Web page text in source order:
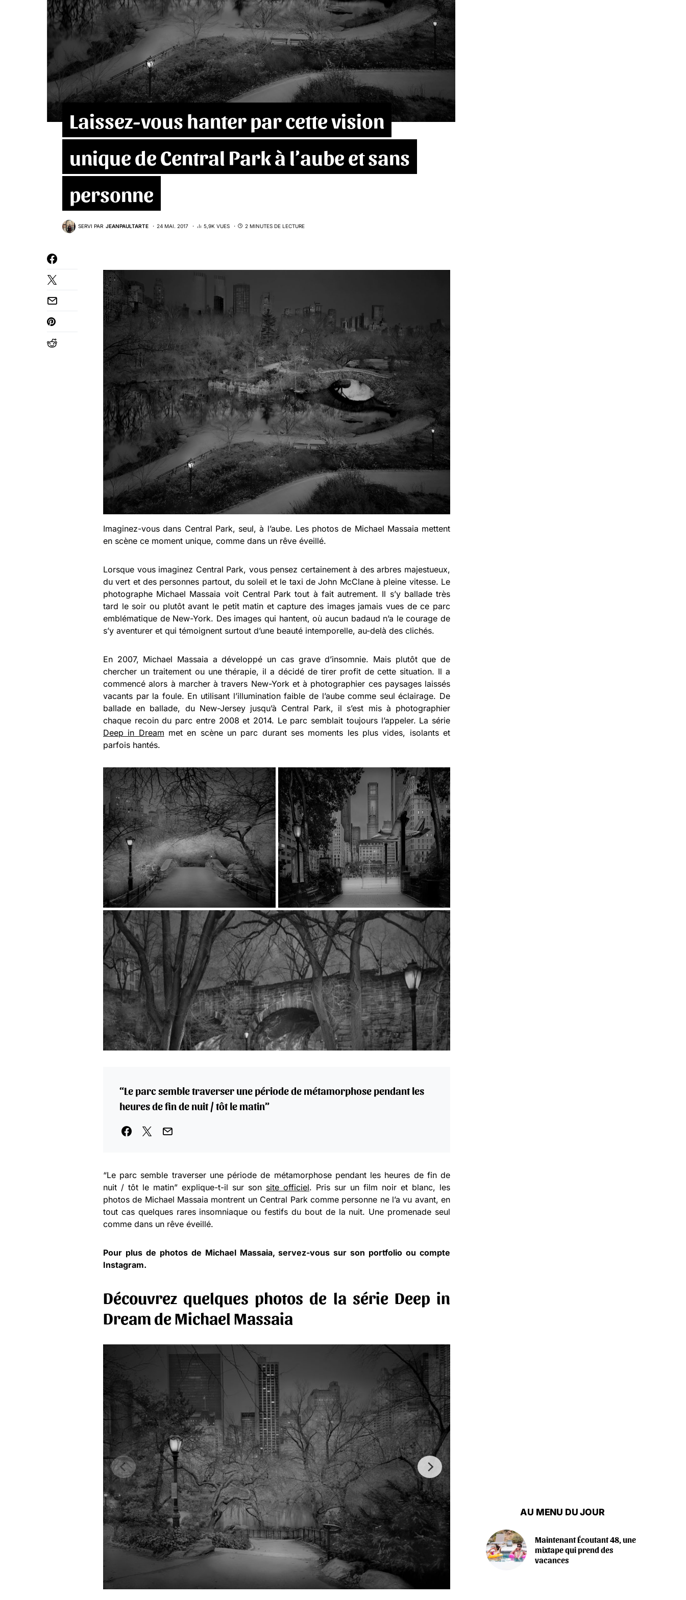
Laissez-vous hanter par cette vision
unique de Central Park à l’aube et sans
personne
SERVI PAR JEANPAULTARTE 24 MAI. 2017 5,9K VUES 2 MINUTES DE LECTURE
Imaginez-vous dans Central Park, seul, à l’aube. Les photos de Michael Massaia mettent
en scène ce moment unique, comme dans un rêve éveillé.
Lorsque vous imaginez Central Park, vous pensez certainement à des arbres majestueux,
du vert et des personnes partout, du soleil et le taxi de John McClane à pleine vitesse. Le
photographe Michael Massaia voit Central Park tout à fait autrement. Il s’y ballade très
tard le soir ou plutôt avant le petit matin et capture des images jamais vues de ce parc
emblématique de New-York. Des images qui hantent, où aucun badaud n’a le courage de
s’y aventurer et qui témoignent surtout d’une beauté intemporelle, au-delà des clichés.
En 2007, Michael Massaia a développé un cas grave d’insomnie. Mais plutôt que de
chercher un traitement ou une thérapie, il a décidé de tirer profit de cette situation. Il a
commencé alors à marcher à travers New-York et à photographier ces paysages laissés
vacants par la foule. En utilisant l’illumination faible de l’aube comme seul éclairage. De
ballade en ballade, du New-Jersey jusqu’à Central Park, il s’est mis à photographier
chaque recoin du parc entre 2008 et 2014. Le parc semblait toujours l’appeler. La série
Deep in Dream met en scène un parc durant ses moments les plus vides, isolants et
parfois hantés.
“Le parc semble traverser une période de métamorphose pendant les
heures de fin de nuit / tôt le matin”
“Le parc semble traverser une période de métamorphose pendant les heures de fin de
nuit / tôt le matin” explique-t-il sur son site officiel. Pris sur un film noir et blanc, les
photos de Michael Massaia montrent un Central Park comme personne ne l’a vu avant, en
tout cas quelques rares insomniaque ou festifs du bout de la nuit. Une promenade seul
comme dans un rêve éveillé.
Pour plus de photos de Michael Massaia, servez-vous sur son portfolio ou compte
Instagram.
Découvrez quelques photos de la série Deep in
Dream de Michael Massaia
AU MENU DU JOUR
Maintenant Écoutant 48, une
mixtape qui prend des
vacances